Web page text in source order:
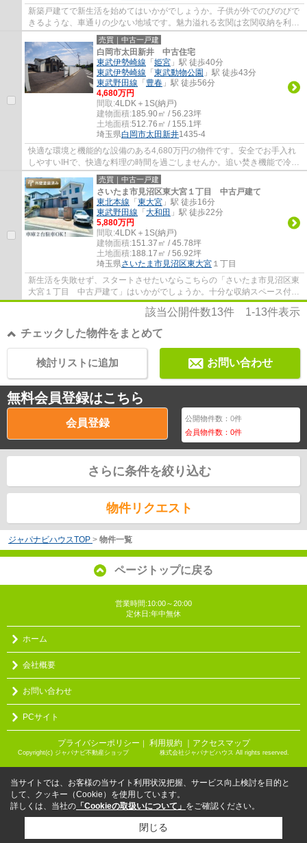
新築戸建てで新生活を始めてはいかがでしょうか。子供が外でのびのびで
きるような、車通りの少ない地域です。魅力溢れる玄関は玄関収納を利用
してることが多いです。浴室乾燥機のある...
売買｜中古一戸建
白岡市太田新井 中古住宅
東武伊勢崎線 「 姫宮 」駅 徒歩40分
東武伊勢崎線 「 東武動物公園 」駅 徒歩43分
東武野田線 「 豊春 」駅 徒歩56分
4,680万円
間取:4LDK＋1S(納戸)
建物面積:185.90㎡ / 56.23坪
土地面積:512.76㎡ / 155.1坪
埼玉県白岡市太田新井1435-4
快適な環境と機能的な設備のある4,680万円の物件です。安全でお手入れ
しやすいIHで、快適な料理の時間を過ごしませんか。追い焚き機能で冷め
たお湯も温め直せます。浴室乾燥機のあるお...
売買｜中古一戸建
さいたま市見沼区東大宮１丁目 中古戸建て
東北本線 「 東大宮 」駅 徒歩16分
東武野田線 「 大和田 」駅 徒歩22分
5,880万円
間取:4LDK＋1S(納戸)
建物面積:151.37㎡ / 45.78坪
土地面積:188.17㎡ / 56.92坪
埼玉県さいたま市見沼区東大宮 １丁目
新生活を失敗せず、スタートさせたいならこちらの「さいたま市見沼区東
大宮１丁目 中古戸建て」はいかがでしょうか。十分な収納スペース付き
の4SLDKの物件はご家族の多いファミリーの...
該当公開件数13件 1-13件表示
チェックした物件をまとめて
お問い合わせ
検討リストに追加
無料会員登録はこちら
会員登録 公開物件数：0件
会員物件数：0件
さらに条件を絞り込む
物件リクエスト
ジャパナビハウスTOP > 物件一覧
ページトップに戻る
営業時間:10:00～20:00
定休日:年中無休
ホーム
会社概要
お問い合わせ
PCサイト
プライバシーポリシー ｜ 利用規約 ｜アクセスマップ
Copyright(c) ジャパナビ不動産ショップ 株式会社ジャパナビハウス All rights reserved.
当サイトでは、お客様の当サイト利用状況把握、サービス向上検討を目的と
して、クッキー（Cookie）を使用しています。
詳しくは、当社の 「Cookieの取扱いについて」 をご確認ください。
閉じる